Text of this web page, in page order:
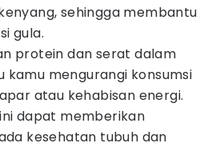
sehingga membantu
gula.
protein dan serat dalam
mengurangi konsumsi
atau kehabisan energi.
dapat memberikan
kesehatan tubuh dan